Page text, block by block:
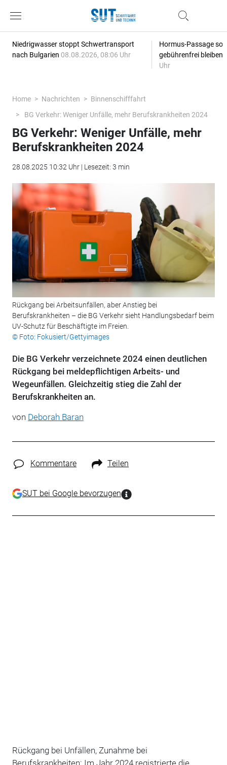
Niedrigwasser stoppt Schwertransport
nach Bulgarien 08.08.2026, 08:06 Uhr
Hormus-Passage
gebührenfrei bleiben
Uhr
Home Nachrichten
Binnenschifffahrt
BG Verkehr: Weniger Unfälle, mehr Berufskrankheiten 2024
BG Verkehr: Weniger Unfälle, mehr
Berufskrankheiten 2024
28.08.2025 10:32 Uhr | Lesezeit: 3 min
Rückgang bei Arbeitsunfällen, aber Anstieg bei
Berufskrankheiten – die BG Verkehr sieht Handlungsbedarf beim
UV-Schutz für Beschäftigte im Freien.
© Foto: Fokusiert/Gettyimages
Die BG Verkehr verzeichnete 2024 einen deutlichen
Rückgang bei meldepflichtigen Arbeits- und
Wegeunfällen. Gleichzeitig stieg die Zahl der
Berufskrankheiten an.
von Deborah Baran
Kommentare Teilen
SUT bei Google bevorzugen
Rückgang bei Unfällen, Zunahme bei
Berufskrankheiten: Im Jahr 2024 registrierte die